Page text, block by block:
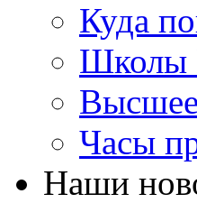
Куда
Школы
Высшее
Часы
Наши